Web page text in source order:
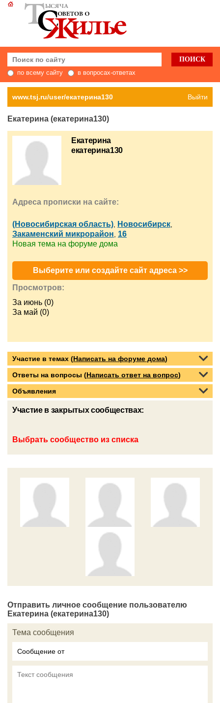
по всему сайту в вопросах-ответах
www.tsj.ru/user/екатерина130 Выйти
Екатерина (екатерина130)
Екатерина
екатерина130
Адреса прописки на сайте:
(Новосибирская область) Новосибирск
Закаменский микрорайон 16
Новая тема на форуме дома
Выберите или создайте сайт адреса >>
Просмотров:
За июнь (0)
За май (0)
Участие в темах (Написать на форуме дома)
Ответы на вопросы (Написать ответ на вопрос)
Объявления
Участие в закрытых сообществах:
Выбрать сообщество из списка
Отправить личное сообщение пользователю
Екатерина (екатерина130)
Тема сообщения